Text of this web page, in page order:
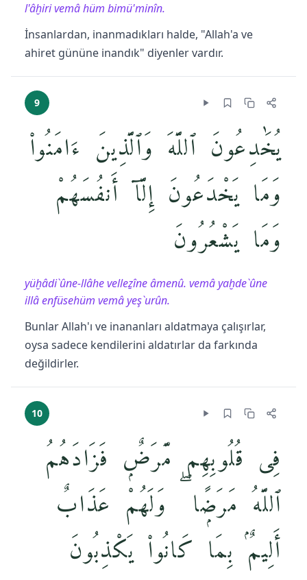
l'âḫiri vemâ hüm bimü'minîn.
İnsanlardan, inanmadıkları halde, "Allah'a ve
ahiret gününe inandık" diyenler vardır.
9
يُخَٰدِعُونَ ٱللَّهَ وَٱلَّذِينَ ءَامَنُوا۟
وَمَا يَخْدَعُونَ إِلَّآ أَنفُسَهُمْ
وَمَا يَشْعُرُونَ
yüḫâdi`ûne-llâhe velleẕîne âmenû. vemâ yaḫde`ûne
illâ enfüsehüm vemâ yeş`urûn.
Bunlar Allah'ı ve inananları aldatmaya çalışırlar,
oysa sadece kendilerini aldatırlar da farkında
değildirler.
10
فِى قُلُوبِهِم مَّرَضٌۭ فَزَادَهُمُ
ٱللَّهُ مَرَضًۭا ۖ وَلَهُمْ عَذَابٌ
أَلِيمٌۢ بِمَا كَانُوا۟ يَكْذِبُونَ